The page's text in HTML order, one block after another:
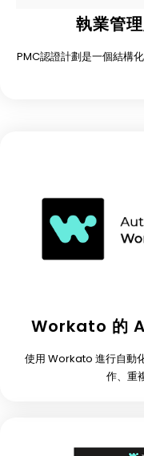
執業管
PMC認證計劃是一個結構
Workato 的
使用 Workato 進行自動
作、重